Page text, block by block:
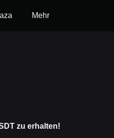
Mehr
zu erhalten!